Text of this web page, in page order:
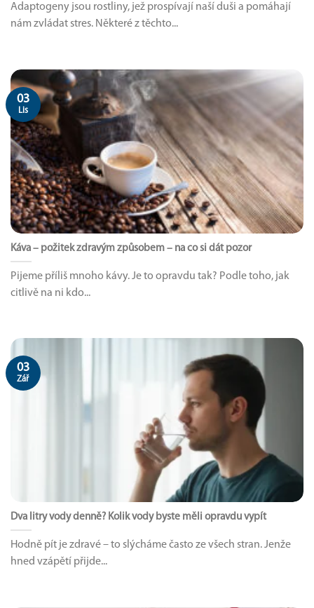
Adaptogeny jsou rostliny, jež prospívají naší duši a pomáhají
nám zvládat stres. Některé z těchto...
Káva – požitek zdravým způsobem – na co si dát pozor
Pijeme příliš mnoho kávy. Je to opravdu tak? Podle toho, jak
citlivě na ni kdo...
03
Lis
Dva litry vody denně? Kolik vody byste měli opravdu vypít
Hodně pít je zdravé – to slýcháme často ze všech stran. Jenže
hned vzápětí přijde...
03
Zář